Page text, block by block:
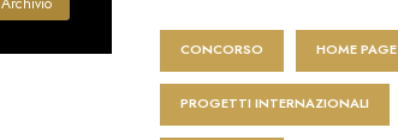
Archivio
CONCORSO HOME PAGE
PROGETTI INTERNAZIONALI